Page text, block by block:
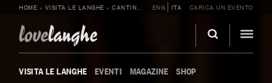
HOME » VISITA LE LANGHE »CANTINE » CANTINA MOSCONE
ENG ITA CARICA UN EVENTO
lovelanghe
VISITA LE LANGHE EVENTI MAGAZINE SHOP